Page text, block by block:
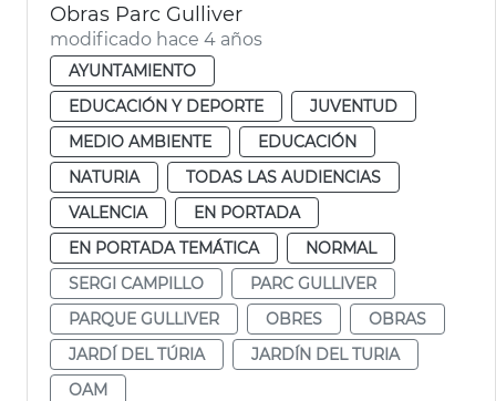
Obras Parc Gulliver
modificado hace 4 años
AYUNTAMIENTO
EDUCACIÓN Y DEPORTE
JUVENTUD
MEDIO AMBIENTE
EDUCACIÓN
NATURIA
TODAS LAS AUDIENCIAS
VALENCIA
EN PORTADA
EN PORTADA TEMÁTICA
NORMAL
SERGI CAMPILLO
PARC GULLIVER
PARQUE GULLIVER
OBRES
OBRAS
JARDÍ DEL TÚRIA
JARDÍN DEL TURIA
OAM